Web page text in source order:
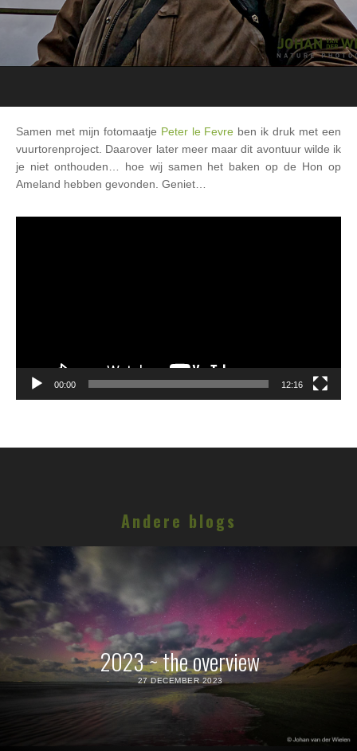
Samen met mijn fotomaatje Peter le Fevre ben ik druk met een
vuurtorenproject. Daarover later meer maar dit avontuur wilde ik
je niet onthouden… hoe wij samen het baken op de Hon op
Ameland hebben gevonden. Geniet…
00:00 12:16
Andere blogs
2023 ~ the overview
27 DECEMBER 2023